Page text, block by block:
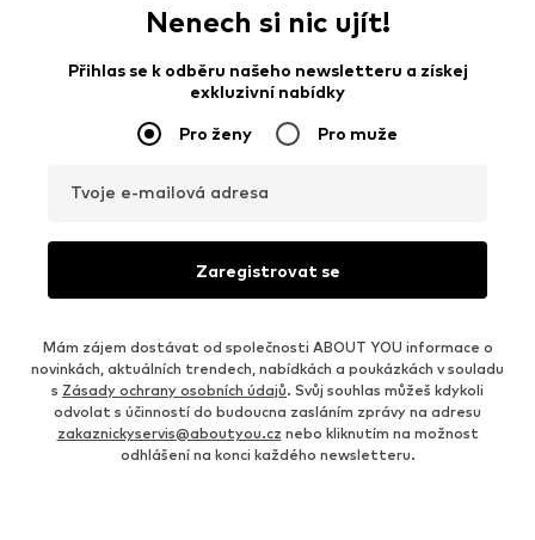
Nenech si nic ujít!
Přihlas se k odběru našeho newsletteru a získej
exkluzivní nabídky
Pro ženy Pro muže
Tvoje e-mailová adresa
Zaregistrovat se
Mám zájem dostávat od společnosti ABOUT YOU informace o
novinkách, aktuálních trendech, nabídkách a poukázkách v souladu
s Zásady ochrany osobních údajů. Svůj souhlas můžeš kdykoli
odvolat s účinností do budoucna zasláním zprávy na adresu
zakaznickyservis@aboutyou.cz nebo kliknutím na možnost
odhlášení na konci každého newsletteru.